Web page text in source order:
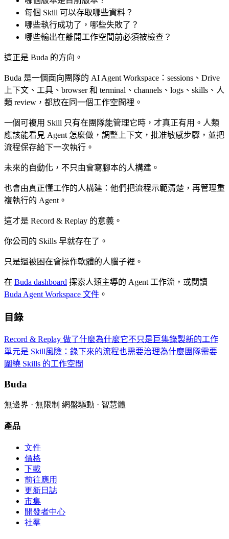
每個 Skill 可以存取哪些資料？
哪些執行成功了，哪些失敗了？
哪些輸出在離開工作空間前必須被檢查？
這正是 Buda 的方向。
Buda 是一個面向團隊的 AI Agent Workspace：sessions、Drive
上下文、工具、browser 和 terminal、channels、logs、skills、人
類 review，都放在同一個工作空間裡。
一個可複用 Skill 只有在團隊能管理它時，才真正有用。人類
應該能看見 Agent 怎麼做，調整上下文，批准敏感步驟，並把
流程保存給下一次執行。
未來的自動化，不只由會寫腳本的人構建。
也會由真正懂工作的人構建：他們把流程示範清楚，再管理重
複執行的 Agent。
這才是 Record & Replay 的意義。
你公司的 Skills 早就存在了。
只是還被困在會操作軟體的人腦子裡。
在 Buda dashboard 探索人類主導的 Agent 工作流，或閱讀
Buda Agent Workspace 文件 。
目錄
Record & Replay 做了什麼為什麼它不只是巨集錄製新的工作
單元是 Skill風險：錄下來的流程也需要治理為什麼團隊需要
圍繞 Skills 的工作空間
Buda
無邊界 · 無限制 網盤驅動 · 智慧體
產品
文件
價格
下載
前往應用
更新日誌
市集
開發者中心
社羣